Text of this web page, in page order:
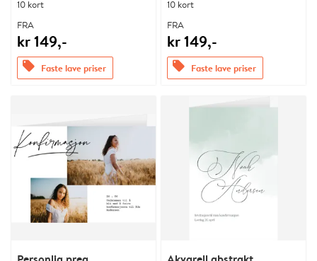
10 kort
FRA
kr 149,-
offers Faste lave priser
10 kort
FRA
kr 149,-
offers Faste lave priser